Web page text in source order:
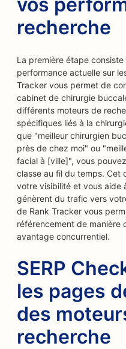
recherche
La première étape
performance actuelle sur
Tracker vous permet de
cabinet de chirurgie
différents moteurs de
spécifiques liés à la
que "meilleur chirurgien
près de chez moi" ou
facial à [ville]", vous
classe au fil du temps. Cet
votre visibilité et vous aide
génèrent du trafic vers
de Rank Tracker vous
référencement de manière
avantage concurrentiel.
SERP
les pages
des
recherche